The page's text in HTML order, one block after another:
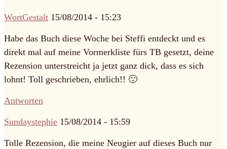
WortGestalt 15/08/2014 - 15:23
Habe das Buch diese Woche bei Steffi entdeckt und es
direkt mal auf meine Vormerkliste fürs TB gesetzt, deine
Rezension unterstreicht ja jetzt ganz dick, dass es sich
lohnt! Toll geschrieben, ehrlich!! 🙂
Antworten
Sundaystephie 15/08/2014 - 15:59
Tolle Rezension, die meine Neugier auf dieses Buch nur